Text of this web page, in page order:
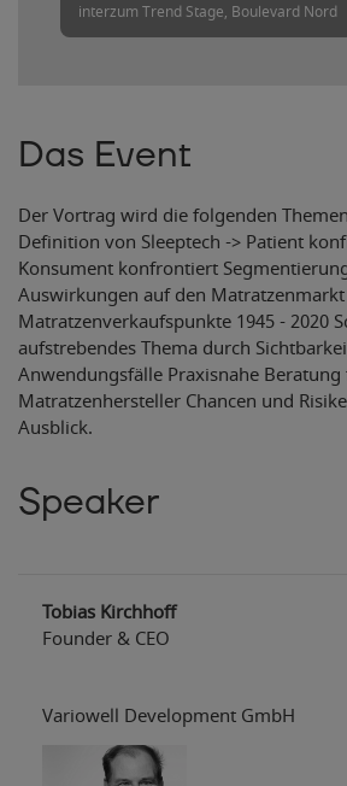
interzum Trend Stage, Boulevard Nord
Das Event
Der Vortrag wird die folgenden
Definition von Sleeptech -> Patient
Konsument konfrontiert
Auswirkungen auf den Matratzenmarkt
Matratzenverkaufspunkte 1945 - 2020
aufstrebendes Thema durch
Anwendungsfälle Praxisnahe
Matratzenhersteller Chancen und
Ausblick.
Speaker
Tobias Kirchhoff
Founder & CEO
Variowell Development GmbH